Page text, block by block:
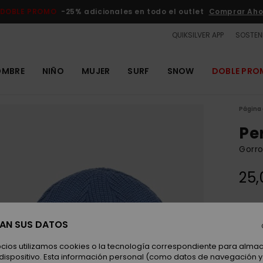
DOBLE PROMO -25% adicionales en todo el outlet Comprar
QUIKSILVER APP
NIÑO MUJER SURF SNOW DOBLE
Página
SUS DATOS
utilizamos cookies o la tecnología correspondiente para
Esta información personal (como datos de navegación